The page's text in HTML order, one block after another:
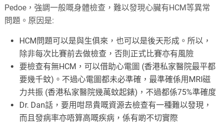
Pedoe，強調一般嘅身體檢查，難以發現心臟有HCM等異常
問題。原因是:
HCM問題可以是與生俱來，也可以是後天形成。所以，
除非每次比賽前去做檢查，否則正式比賽亦有風險
要檢查有無HCM，可以借助心電圖 (香港私家醫院最平都
要幾千蚊)。不過心電圖都未必準確，最準確係用MRI磁
力共振 (香港私家醫院幾萬蚊起錶)，不過都係75%準確度
Dr. Dan話，要用咁昂貴嘅資源去檢查有一種難以發現，
而且發病率亦唔算高嘅疾病，係有啲不切實際